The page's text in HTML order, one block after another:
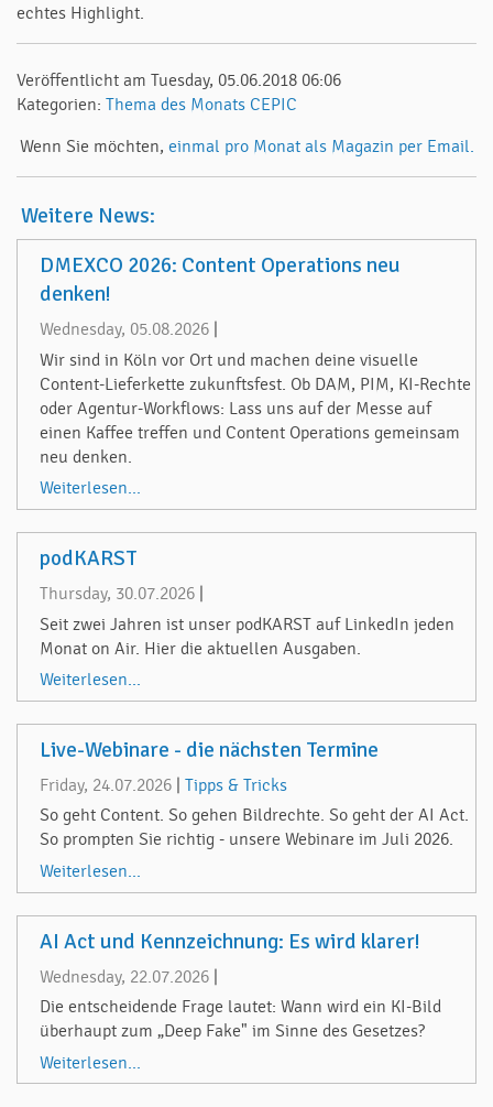
echtes Highlight.
Veröffentlicht am Tuesday, 05.06.2018 06:06
Kategorien: Thema des Monats CEPIC
Wenn Sie möchten, einmal pro Monat als Magazin per Email.
Weitere News:
DMEXCO 2026: Content Operations neu
denken!
Wednesday, 05.08.2026
Wir sind in Köln vor Ort und machen deine visuelle
Content-Lieferkette zukunftsfest. Ob DAM, PIM, KI-Rechte
oder Agentur-Workflows: Lass uns auf der Messe auf
einen Kaffee treffen und Content Operations gemeinsam
neu denken.
Weiterlesen...
podKARST
Thursday, 30.07.2026
Seit zwei Jahren ist unser podKARST auf LinkedIn jeden
Monat on Air. Hier die aktuellen Ausgaben.
Weiterlesen...
Live-Webinare - die nächsten Termine
Friday, 24.07.2026
Tipps & Tricks
So geht Content. So gehen Bildrechte. So geht der AI Act.
So prompten Sie richtig - unsere Webinare im Juli 2026.
Weiterlesen...
AI Act und Kennzeichnung: Es wird klarer!
Wednesday, 22.07.2026
Die entscheidende Frage lautet: Wann wird ein KI-Bild
überhaupt zum „Deep Fake" im Sinne des Gesetzes?
Weiterlesen...